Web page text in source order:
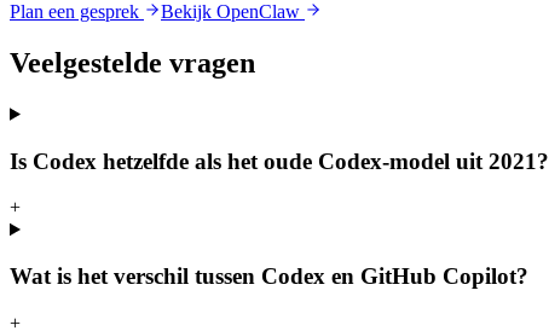
Plan een gesprek
Bekijk OpenClaw
Veelgestelde vragen
Is Codex hetzelfde als het oude Codex-model uit 2021?
+
Wat is het verschil tussen Codex en GitHub Copilot?
+